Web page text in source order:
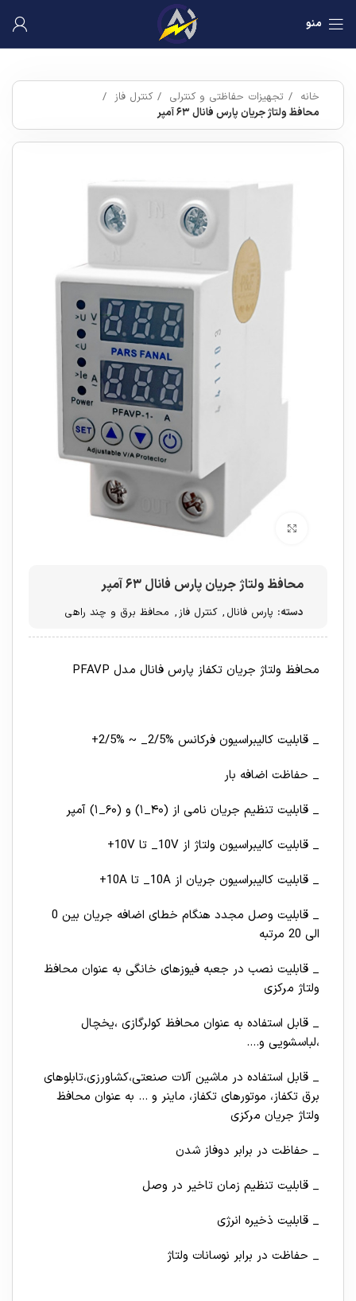
منو
خانه تجهیزات حفاظتی و کنترلی
کنترل فاز
محافظ ولتاژ جریان پارس فانال ۶۳ آمپر
برای بزرگنمایی کلیک کنید
محافظ ولتاژ جریان پارس فانال ۶۳ آمپر
دسته: پارس فانال , کنترل فاز , محافظ برق و چند راهی
محافظ ولتاژ جریان تکفاز پارس فانال مدل PFAVP
_ قابلیت کالیبراسیون فرکانس %2/5_ ~ %2/5+
_ حفاظت اضافه بار
_ قابلیت تنظیم جریان نامی از (۴۰_۱) و (۶۰_۱) آمپر
_ قابلیت کالیبراسیون ولتاژ از 10V_ تا 10V+
_ قابلیت کالیبراسیون جریان از 10A_ تا 10A+
_ قابلیت وصل مجدد هنگام خطای اضافه جریان بین 0
الی 20 مرتبه
_ قابلیت نصب در جعبه فیوزهای خانگی به عنوان محافظ
ولتاژ مرکزی
_ قابل استفاده به عنوان محافظ کولرگازی ،یخچال
،لباسشویی و….
_ قابل استفاده در ماشین آلات صنعتی،کشاورزی،تابلوهای
برق تکفاز، موتورهای تکفاز، ماینر و … به عنوان محافظ
ولتاژ جریان مرکزی
_ حفاظت در برابر دوفاز شدن
_ قابلیت تنظیم زمان تاخیر در وصل
_ قابلیت ذخیره انرژی
_ حفاظت در برابر نوسانات ولتاژ